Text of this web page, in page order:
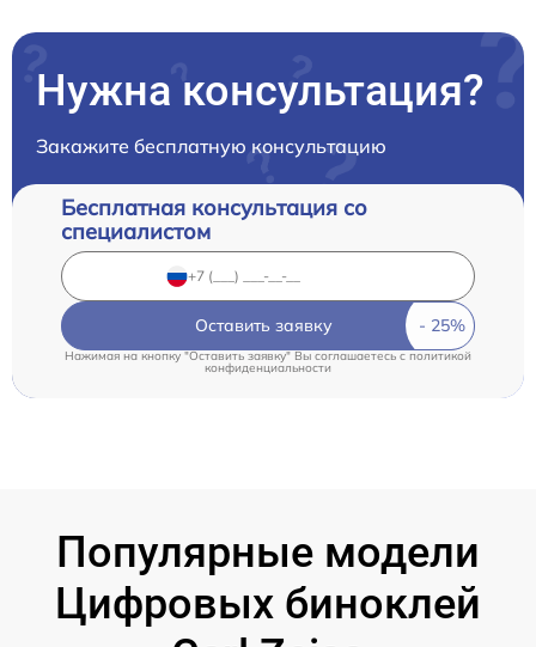
Нужна консультация?
Закажите бесплатную консультацию
Бесплатная консультация со
специалистом
Оставить заявку
Нажимая на кнопку "Оставить заявку" Вы соглашаетесь cполитикой
конфиденциальности
Популярные модели
Цифровых биноклей